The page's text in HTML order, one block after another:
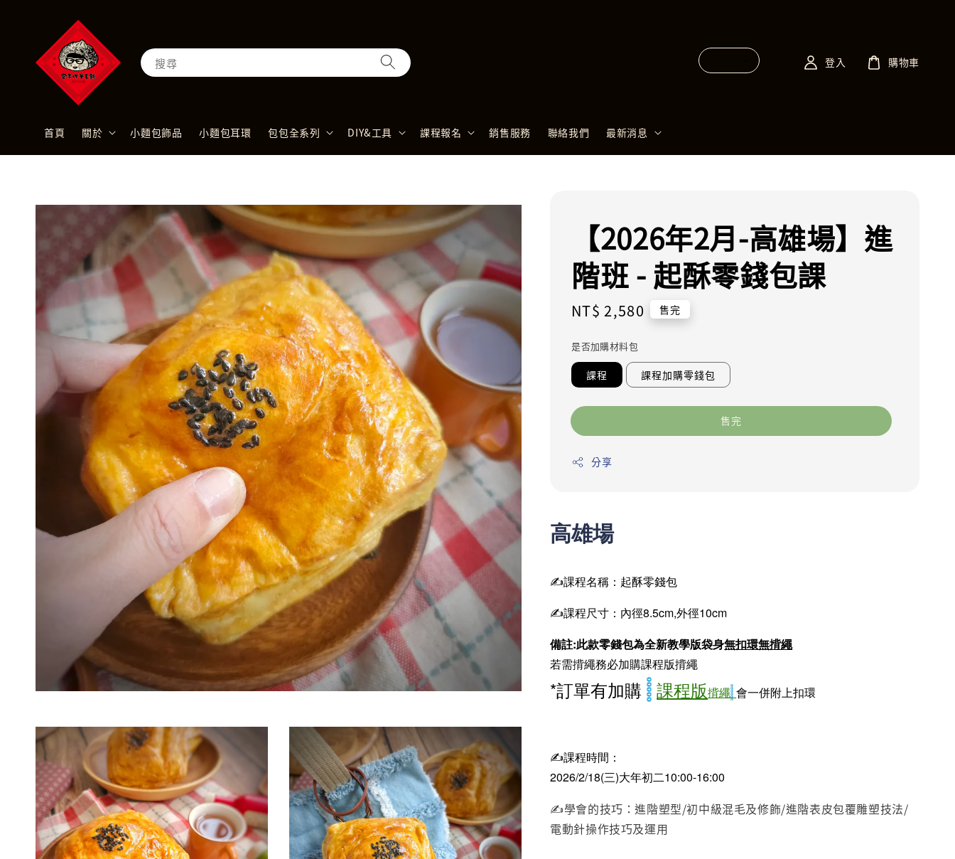
搜尋
首頁 關於 小麵包飾品 小麵包耳環 包包全系列 DIY&工具 課程報名 銷售服務 聯絡我們 最新消息
登入 購物車
【2026年2月-高雄場】進
階班 - 起酥零錢包課
Regular
NT$ 2,580 售完
是否加購材料包
課程 課程加購零錢包
售完
分享
高雄場
✍️課程名稱：起酥零錢包
✍️課程尺寸：內徑8.5cm,外徑10cm
備註:此款零錢包為全新教學版袋身無扣環無揹繩
若需揹繩務必加購課程版揹繩
*訂單有加購 課程版揹繩 會一併附上扣環
✍️課程時間：
2026/2/18(三)大年初二10:00-16:00
✍️學會的技巧：進階塑型/初中級混毛及修飾/進階表皮包覆雕塑技法/
電動針操作技巧及運用